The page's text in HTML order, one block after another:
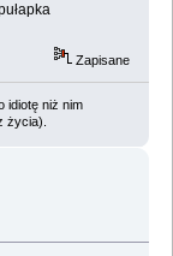
Zapisane
idiotę niż nim
życia).